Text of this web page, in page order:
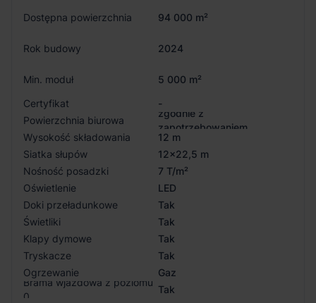
Dostępna powierzchnia 94 000 m²
Rok budowy 2024
Min. moduł
5 000 m²
Certyfikat
-
Powierzchnia biurowa
zgodnie z
zapotrzebowaniem
Wysokość składowania
12 m
Siatka słupów
12x22,5 m
Nośność posadzki
7 T/m²
Oświetlenie
LED
Doki przeładunkowe
Tak
Świetliki
Tak
Klapy dymowe
Tak
Tryskacze
Tak
Ogrzewanie
Gaz
Brama wjazdowa z poziomu
0
Tak